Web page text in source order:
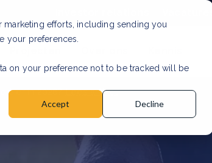
marketing efforts, including sending you
your preferences.
on your preference not to be tracked will be
Accept Decline
er in 2026?Lees artikel